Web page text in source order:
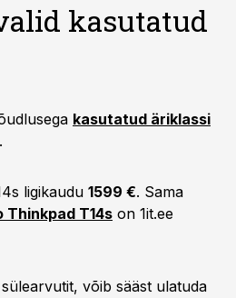
kasutatud
kasutatud äriklassi
ligikaudu 1599 €. Sama
Thinkpad T14s on 1it.ee
võib sääst ulatuda